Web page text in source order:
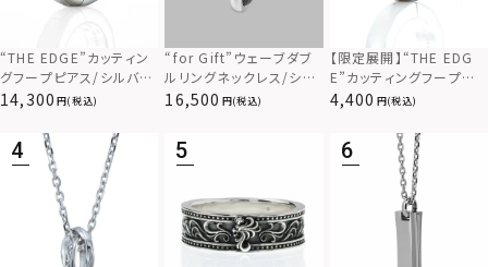
“THE EDGE”カッティン
グフープピアス/シルバー
925
14,300 (税込)
“for Gift”ウェーブダブ
ルリングネックレス/シル
バー×ブラック/シルバー
16,500 (税込)
【限定展開】“THE EDG
E”カッティングフープピ
アス/サージカルステンレ
4,400 (税込)